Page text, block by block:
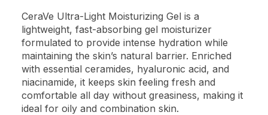
CeraVe Ultra-Light Moisturizing Gel is a
lightweight, fast-absorbing gel moisturizer
formulated to provide intense hydration while
maintaining the skin’s natural barrier. Enriched
with essential ceramides, hyaluronic acid, and
niacinamide, it keeps skin feeling fresh and
comfortable all day without greasiness, making it
ideal for oily and combination skin.